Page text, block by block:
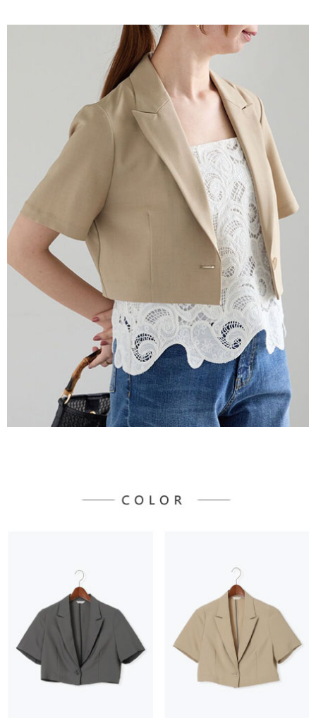
消。如遇「轉專審核」未通過狀況，表示未達大哥付你分期系統評分，恕無
1.分期款項不併入電信帳單，「大哥付你分期」於每月結算日後寄送繳費提
2.透過簡訊連結打開帳單後，可選擇「超商條碼／台灣大直營門市／銀行轉
帳／街口支付／iPASS MONEY」等通路繳費。
1.本服務係由「台灣大哥大股份有限公司」（以下簡稱本公司）所提供，讓
用戶於交易時，得透過本服務購買商品或服務，並由商店將買賣／分期付款
買賣價金債權讓與本公司後，依約使用本公司帳單繳交帳款。
2.基於同意付款使用「大哥付你分期」之契約關係目的，商店將以您的個人
資料（包含姓名、電話或地址）提供予台灣大哥大進項蒐集、處理及利用，
由本公司與您本人進行分期帳單所需資料之確認、核對及更正。
3.完整用戶服務條款，請詳閱以下連結：
https://oppay.tw/userRule
１．簡單：不需註冊會員、不需綁卡、不需儲值。
２．便利：只要手機號碼，簡訊認證，即可結帳。
３．安心：先確認商品／服務後，再付款。
【「AFTEE先享後付」結帳流程】
１．於結帳方式選擇「AFTEE先享後付」後，將跳轉至「AFTEE先享後付」
結帳頁面，進行簡訊認證並確認金額後，即可完成結帳。
２．訂單成立數日內，您將收到繳費通知簡訊。
３．收到繳費通知簡訊後14天內，點擊此簡訊中的連結，可透過四大超商／
ATM／網路銀行／等多元方式進行付款，方視為交易完成。
※ 請注意：結帳手續完成當下不需立刻繳費，但若您需要取消訂單，請聯絡
購買商品的店家。未經商家同意取消之訂單仍視為有效，需透過AFTEE先享
後付繳納相關費用。
※ 交易是否成功請以「AFTEE先享後付 」之結帳頁面顯示為準，若有關於
是否繳費成功／繳費後需取消欲退款等相關疑問，請聯繫「AFTEE先享後付
客戶支援中心」
https://netprotections.freshdesk.com/support/home
【注意事項】
１．透過由恩沛科技股份有限公司提供之「AFTEE先享後付」服務完成之交
易，需依本服務之必要範圍內提供個人資料，並將交易相關給付款項請求債
權轉讓予恩沛科技股份有限公司。
２．關於個人資料處理事宜，請瀏覽以下網址：
https://aftee.tw/terms/#terms3
３．未成年的使用者請事先徵得法定代理人或監護人之同意方可使用
「AFTEE先享後付」，若未經同意申辦者引起之損失，本公司不負相關責
４．使用「AFTEE先享後付」時，將依據個別帳號之用戶狀況，依本公司即
時審查核予不同之上限額度；若仍有額度不足之情形，本公司將視審查結果
請求用戶進行身份認證。
５．嚴禁一人註冊多個帳號或使用他人資訊註冊。若發現惡意使用之情形，
恩沛科技股份有限公司將有權停止該用戶之使用額度並採取法律行動。
每筆NT$60，滿NT$388(含以上)免運費
每筆NT$60，滿NT$388(含以上)免運費
萊爾富取貨付款
每筆NT$60，滿NT$888(含以上)免運費
萊爾富純取貨
每筆NT$60，滿NT$888(含以上)免運費
7-11取貨付款
每筆NT$60，滿NT$888(含以上)免運費
7-11純取貨
每筆NT$60，滿NT$888(含以上)免運費
每筆NT$90，滿NT$888(含以上)免運費